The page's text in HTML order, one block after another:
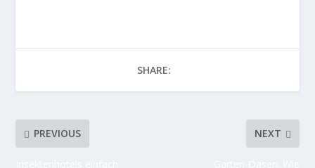
SHARE:
PREVIOUS NEXT